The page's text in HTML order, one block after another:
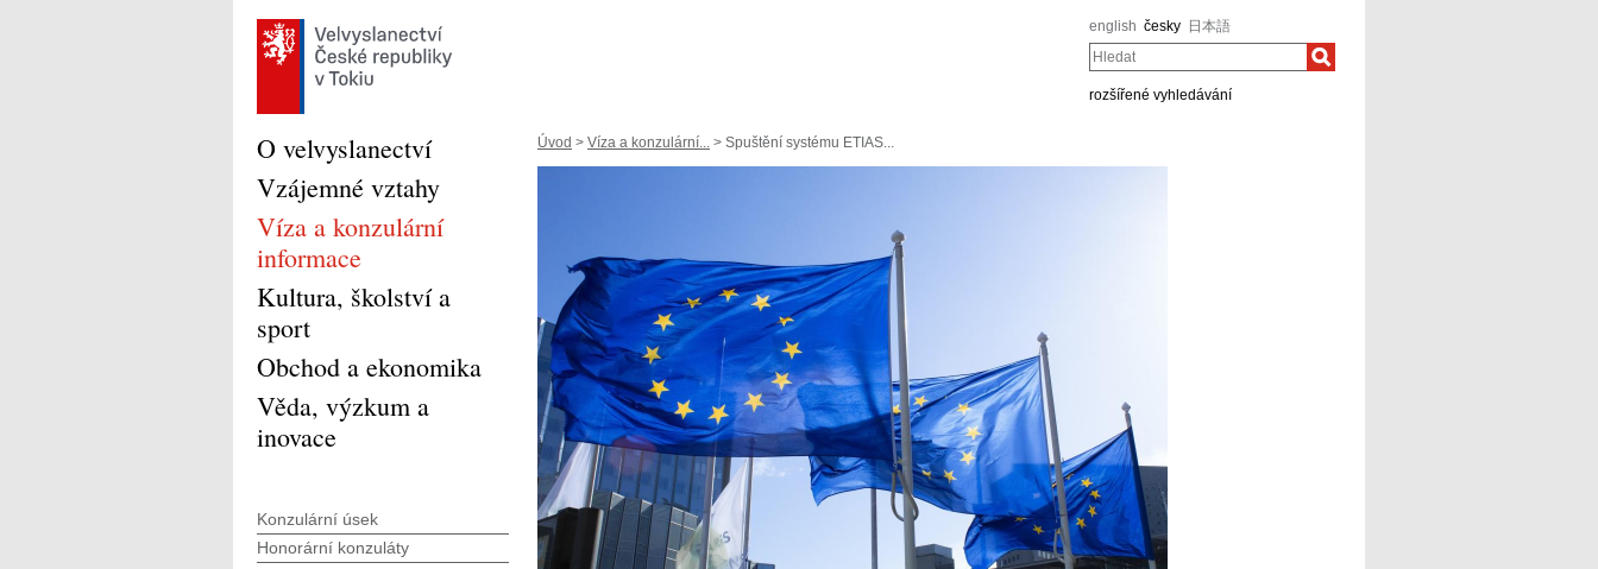
english česky 日本語
Hledat
rozšířené vyhledávání
Úvod > Víza a konzulární... > Spuštění systému ETIAS...
O velvyslanectví
Vzájemné vztahy
Víza a konzulární
informace
Kultura, školství a
sport
Obchod a ekonomika
Věda, výzkum a
inovace
Konzulární úsek
Honorární konzuláty